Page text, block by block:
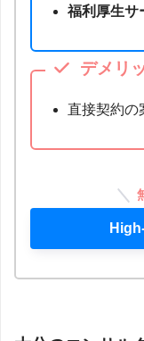
福利厚生サ
デメリ
直接契約の